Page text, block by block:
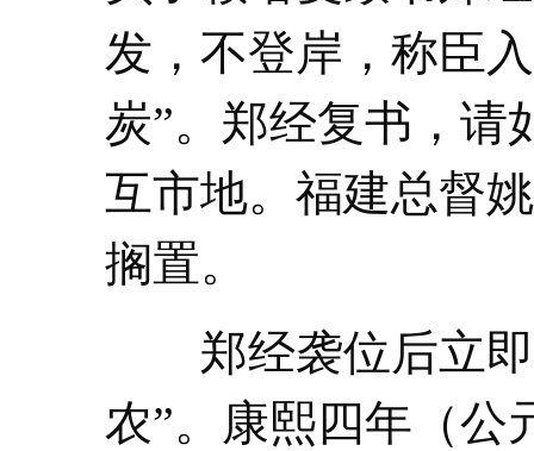
发，不登岸，称臣
炭”。郑经复书，请
互市地。福建总督
搁置。
郑经袭位后立即
农”。康熙四年（公